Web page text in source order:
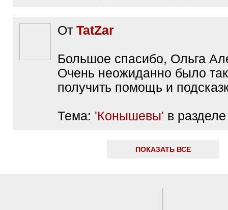
От TatZar
Большое спасибо, Ольга
Очень неожиданно было
получить помощь и
Тема: 'Конышевы' в
ПОКАЗАТЬ ВСЕ